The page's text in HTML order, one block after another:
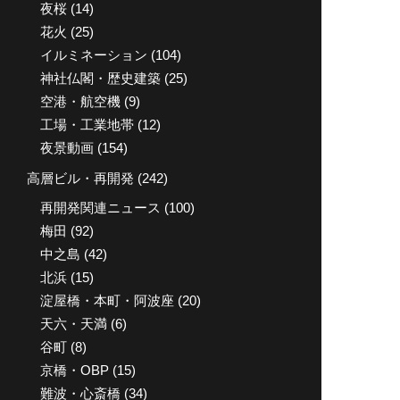
夜桜 (14)
花火 (25)
イルミネーション (104)
神社仏閣・歴史建築 (25)
空港・航空機 (9)
工場・工業地帯 (12)
夜景動画 (154)
高層ビル・再開発 (242)
再開発関連ニュース (100)
梅田 (92)
中之島 (42)
北浜 (15)
淀屋橋・本町・阿波座 (20)
天六・天満 (6)
谷町 (8)
京橋・OBP (15)
難波・心斎橋 (34)